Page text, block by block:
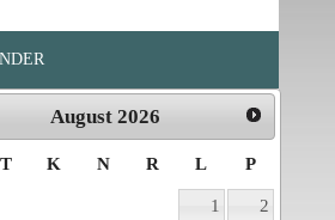
August 2026
T K N R L P
1
2